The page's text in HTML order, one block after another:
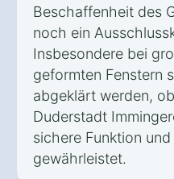
Beschaffenheit des
noch ein
Insbesondere bei
geformten Fenstern
abgeklärt werden,
Duderstadt
sichere Funktion
gewährleistet.